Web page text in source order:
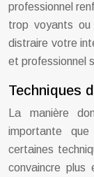
professionnel
trop voyants ou
distraire votre
et professionnel
Techniques
La manière
importante
certaines
convaincre plus